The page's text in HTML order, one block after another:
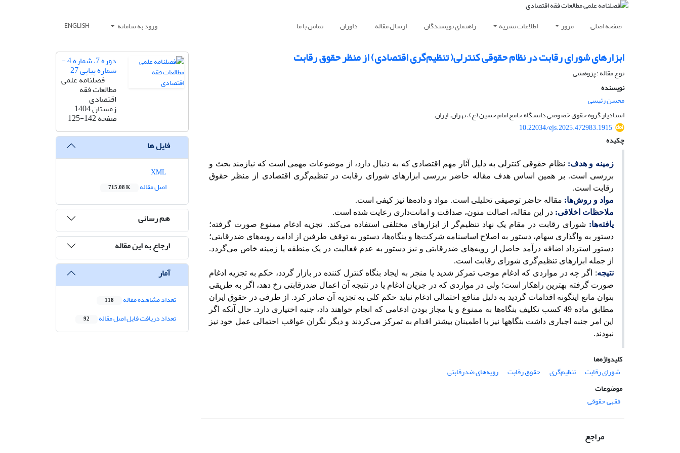
صفحه اصلی مرور اطلاعات نشریه راهنمای نویسندگان ارسال مقاله داوران تماس با ما ورود به سامانه ENGLISH
ابزارهای شورای رقابت در نظام حقوقی کنترلی( تنظیم‌گری اقتصادی) از منظر حقوق رقابت
نوع مقاله : پژوهشی
نویسنده
محسن رئیسی
استادیار گروه حقوق خصوصی دانشگاه جامع امام حسین (ع)، تهران، ایران.
10.22034/ejs.2025.472983.1915
چکیده
زمینه و هدف: نظام حقوقی کنترلی به دلیل آثار مهم اقتصادی که به دنبال دارد، از موضوعات مهمی است که نیازمند بحث و
بررسی است. بر همین اساس هدف مقاله حاضر بررسی ابزارهای شورای رقابت در تنظیم‌گری اقتصادی از منظر حقوق
رقابت است.
مواد و روش‌ها: مقاله حاضر توصیفی تحلیلی است. مواد و داده‌ها نیز کیفی است.
ملاحظات اخلاقی: در این مقاله، اصالت متون، صداقت و امانت‌داری رعایت شده است.
یافته‌ها: شورای رقابت در مقام یک نهاد تنظیم‌گر از ابزارهای مختلفی استفاده می‌کند.
تجزیه‌ ادغام ممنوع صورت گرفته؛
دستور به واگذاری سهام، دستور به اصلاح اساسنامه‌ شرکت‌ها و بنگاه‌ها، دستور به توقف طرفین از ادامه رویه‌های ضدرقابتی؛
دستور استرداد اضافه درآمد حاصل از رویه‌های ضدرقابتی و نیز دستور به عدم فعالیت در یک منطقه یا زمینه‌ خاص می‌گردد.
از جمله ابزارهای تنظیم‌گری شورای رقابت است.
نتیجه: اگر چه در مواردی که ادغام موجب تمرکز شدید یا منجر به ایجاد بنگاه کنترل کننده در بازار گردد، حکم به تجزیه‌ ادغام
صورت گرفته بهترین راهکار است؛ ولی در مواردی که در جریان ادغام یا در نتیجه آن اعمال ضدرقابتی رخ دهد، اگر به طریقی
بتوان مانع اینگونه اقدامات گردید به دلیل منافع احتمالی ادغام نباید حکم کلی به تجزیه‌ آن صادر کرد. از طرفی در حقوق ایران
مطابق ماده‌ 49 کسب تکلیف بنگاه‌ها به ممنوع و یا مجاز بودن ادغامی که انجام خواهند داد، جنبه‌ اختیاری دارد. حال آنکه اگر
این امر جنبه‌ اجباری داشت بنگاهها نیز با اطمینان بیشتر اقدام به تمرکز می‌کردند و دیگر نگران عواقب احتمالی عمل خود نیز
نبودند.
کلیدواژه‌ها
شورای رقابت
تنظیم‌گری حقوق رقابت
رویه‌های ضدرقابتی
موضوعات
فقهی حقوقی
مراجع
دوره 7، شماره 4 -
شماره پیاپی 27
فصلنامه علمی
مطالعات فقه
اقتصادی
زمستان 1404
صفحه125-142
فایل ها
اصل مقاله
715.08 K
هم رسانی
ارجاع به این مقاله
آمار
تعداد مشاهده مقاله 118
تعداد دریافت فایل اصل مقاله 92